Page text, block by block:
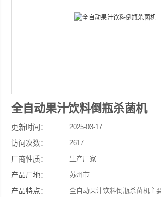
全自动果汁饮料倒瓶杀菌机
更新时间： 2025-03-17
访问次数： 2617
厂商性质： 生产厂家
产品厂地： 苏州市
产品特点：
全自动果汁饮料倒瓶杀菌机主